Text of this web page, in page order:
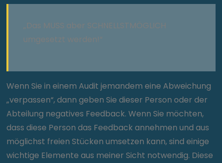
„Das MUSS aber SCHNELLSTMÖGLICH
umgesetzt werden!“
Wenn Sie in einem Audit jemandem eine Abweichung
„verpassen“, dann geben Sie dieser Person oder der
Abteilung negatives Feedback. Wenn Sie möchten,
dass diese Person das Feedback annehmen und aus
möglichst freien Stücken umsetzen kann, sind einige
wichtige Elemente aus meiner Sicht notwendig. Diese